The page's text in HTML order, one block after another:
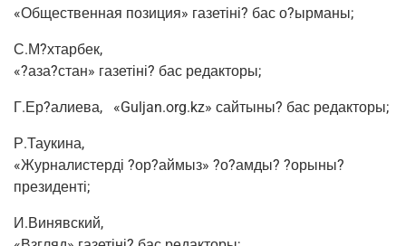
«Обще­ствен­ная пози­ция» газетіні? бас о?ырманы;
С.М?хтарбек,
«?аза?стан» газетіні? бас редакторы;
Г.Ер?алиева, «Guljan.org.kz» сай­ты­ны? бас редакторы;
Р.Таукина,
«Жур­на­ли­стер­ді ?ор?аймыз» ?о?амды? ?оры­ны?
президенті;
И.Винявский,